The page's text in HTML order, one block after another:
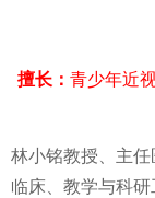
擅长： 青少年近
林小铭教授、主
临床、教学与科